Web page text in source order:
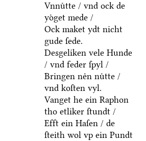
Vnnuͤtte / vnd ock de
yoͤget mede /
Ock maket ydt nicht
gude ſede.
Desgeliken vele Hunde
/ vnd feder ſpyl /
Bringen neͤn nuͤtte /
vnd koſten vyl.
Vanget he ein Raphon
tho etliker ſtundt /
Efft ein Haſen / de
ſteith wol vp ein Pundt